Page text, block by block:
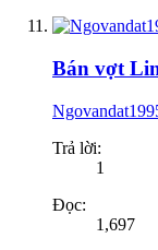
Bán vợt
Trả lời:
1
Đọc:
1,697